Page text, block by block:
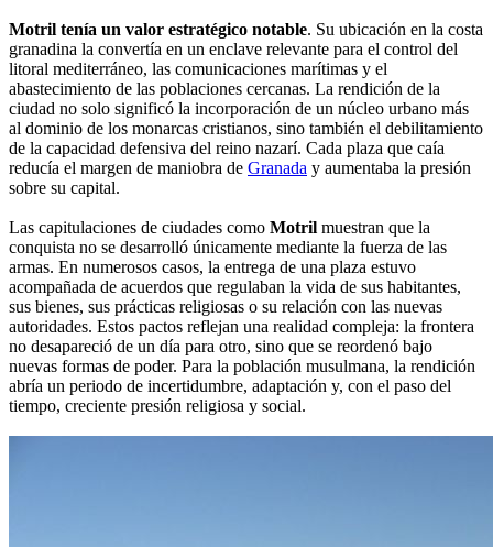
Motril tenía un valor estratégico notable. Su ubicación en la costa
granadina la convertía en un enclave relevante para el control del
litoral mediterráneo, las comunicaciones marítimas y el
abastecimiento de las poblaciones cercanas. La rendición de la
ciudad no solo significó la incorporación de un núcleo urbano más
al dominio de los monarcas cristianos, sino también el debilitamiento
de la capacidad defensiva del reino nazarí. Cada plaza que caía
reducía el margen de maniobra de Granada y aumentaba la presión
sobre su capital.
Las capitulaciones de ciudades como Motril muestran que la
conquista no se desarrolló únicamente mediante la fuerza de las
armas. En numerosos casos, la entrega de una plaza estuvo
acompañada de acuerdos que regulaban la vida de sus habitantes,
sus bienes, sus prácticas religiosas o su relación con las nuevas
autoridades. Estos pactos reflejan una realidad compleja: la frontera
no desapareció de un día para otro, sino que se reordenó bajo
nuevas formas de poder. Para la población musulmana, la rendición
abría un periodo de incertidumbre, adaptación y, con el paso del
tiempo, creciente presión religiosa y social.